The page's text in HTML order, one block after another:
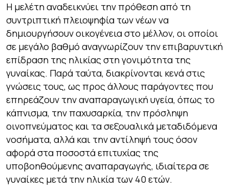
Η μελέτη αναδεικνύει την πρόθεση από τη
συντριπτική πλειοψηφία των νέων να
δημιουργήσουν οικογένεια στο μέλλον, οι οποίοι
σε μεγάλο βαθμό αναγνωρίζουν την επιβαρυντική
επίδραση της ηλικίας στη γονιμότητα της
γυναίκας. Παρά ταύτα, διακρίνονται κενά στις
γνώσεις τους, ως προς άλλους παράγοντες που
επηρεάζουν την αναπαραγωγική υγεία, όπως το
κάπνισμα, την παχυσαρκία, την πρόσληψη
οινοπνεύματος και τα σεξουαλικά μεταδιδόμενα
νοσήματα, αλλά και την αντίληψή τους όσον
αφορά στα ποσοστά επιτυχίας της
υποβοηθούμενης αναπαραγωγής, ιδιαίτερα σε
γυναίκες μετά την ηλικία των 40 ετών.